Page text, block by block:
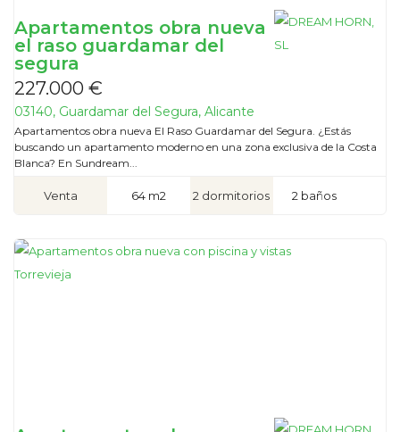
Apartamentos obra nueva
el raso guardamar del
segura
227.000 €
03140, Guardamar del Segura, Alicante
Apartamentos obra nueva El Raso Guardamar del Segura. ¿Estás
buscando un apartamento moderno en una zona exclusiva de la Costa
Blanca? En Sundream...
Venta 64 m2 2 dormitorios 2 baños